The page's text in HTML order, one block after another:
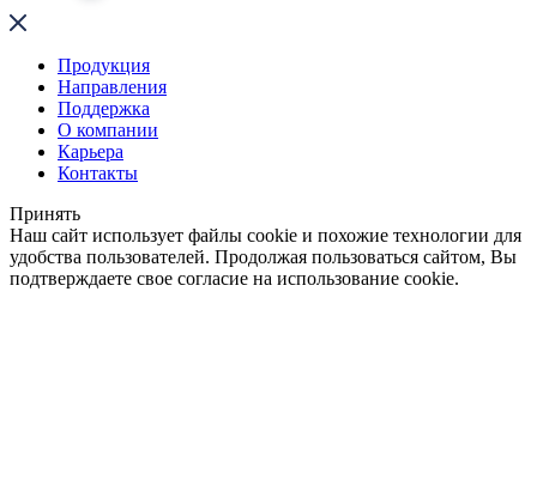
Продукция
Направления
Поддержка
О компании
Карьера
Контакты
Принять
Наш сайт использует файлы cookie и похожие технологии для
удобства пользователей. Продолжая пользоваться сайтом, Вы
подтверждаете свое согласие на использование cookie.